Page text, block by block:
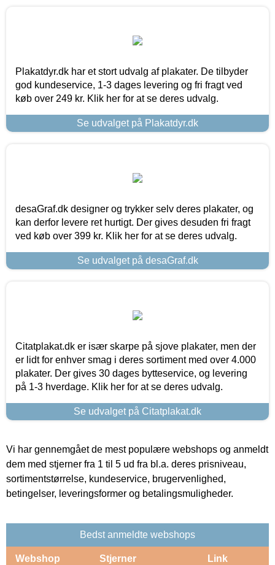
Plakatdyr.dk har et stort udvalg af plakater. De tilbyder
god kundeservice, 1-3 dages levering og fri fragt ved
køb over 249 kr. Klik her for at se deres udvalg.
Se udvalget på Plakatdyr.dk
desaGraf.dk designer og trykker selv deres plakater, og
kan derfor levere ret hurtigt. Der gives desuden fri fragt
ved køb over 399 kr. Klik her for at se deres udvalg.
Se udvalget på desaGraf.dk
Citatplakat.dk er især skarpe på sjove plakater, men der
er lidt for enhver smag i deres sortiment med over 4.000
plakater. Der gives 30 dages bytteservice, og levering
på 1-3 hverdage. Klik her for at se deres udvalg.
Se udvalget på Citatplakat.dk
Vi har gennemgået de mest populære webshops og anmeldt
dem med stjerner fra 1 til 5 ud fra bl.a. deres prisniveau,
sortimentstørrelse, kundeservice, brugervenlighed,
betingelser, leveringsformer og betalingsmuligheder.
Bedst anmeldte webshops
Webshop Stjerner Link